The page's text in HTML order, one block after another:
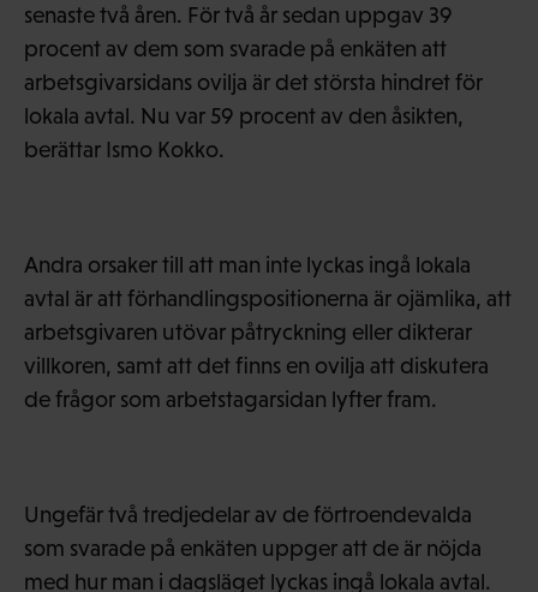
senaste två åren. För två år sedan uppgav 39
procent av dem som svarade på enkäten att
arbetsgivarsidans ovilja är det största hindret för
lokala avtal. Nu var 59 procent av den åsikten,
berättar Ismo Kokko.
Andra orsaker till att man inte lyckas ingå lokala
avtal är att förhandlingspositionerna är ojämlika, att
arbetsgivaren utövar påtryckning eller dikterar
villkoren, samt att det finns en ovilja att diskutera
de frågor som arbetstagarsidan lyfter fram.
Ungefär två tredjedelar av de förtroendevalda
som svarade på enkäten uppger att de är nöjda
med hur man i dagsläget lyckas ingå lokala avtal.